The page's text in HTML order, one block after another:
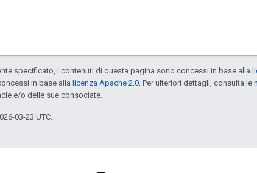
specificato, i contenuti di questa pagina sono concessi in base alla
in base alla licenza Apache 2.0 . Per ulteriori dettagli, consulta le
e/o delle sue consociate.
03-23 UTC.